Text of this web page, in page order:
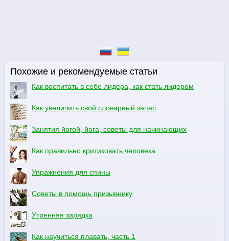
Похожие и рекомендуемые статьи
Как воспитать в себе лидера, как стать лидером
Как увеличить свой словарный запас
Занятия йогой, йога, советы для начинающих
Как правильно критиковать человека
Упражнения для спины
Советы в помощь призывнику
Утренняя зарядка
Как научиться плавать, часть 1